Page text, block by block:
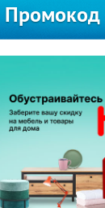
Промокод